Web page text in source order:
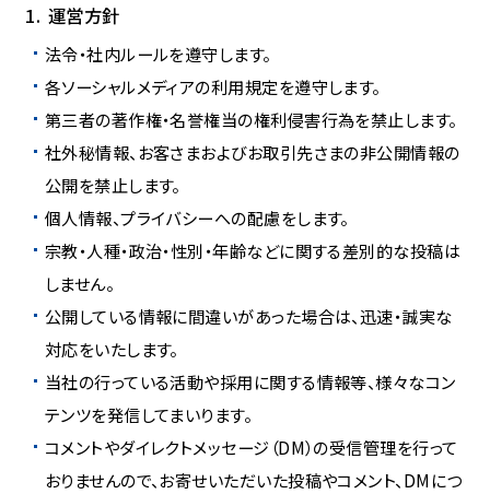
運営方針
法令・社内ルールを遵守します。
各ソーシャルメディアの利用規定を遵守します。
第三者の著作権・名誉権当の権利侵害行為を禁止します。
社外秘情報、お客さまおよびお取引先さまの非公開情報の
公開を禁止します。
個人情報、プライバシーへの配慮をします。
宗教・人種・政治・性別・年齢などに関する差別的な投稿は
しません。
公開している情報に間違いがあった場合は、迅速・誠実な
対応をいたします。
当社の行っている活動や採用に関する情報等、様々なコン
テンツを発信してまいります。
コメントやダイレクトメッセージ（DM）の受信管理を行って
おりませんので、お寄せいただいた投稿やコメント、DMにつ